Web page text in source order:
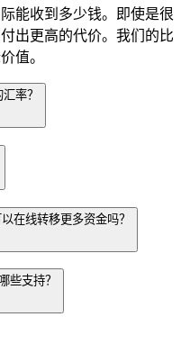
能收到多少钱。即使是很
出更高的代价。我们的比
值。
率？
在线转移更多资金吗？
些支持？